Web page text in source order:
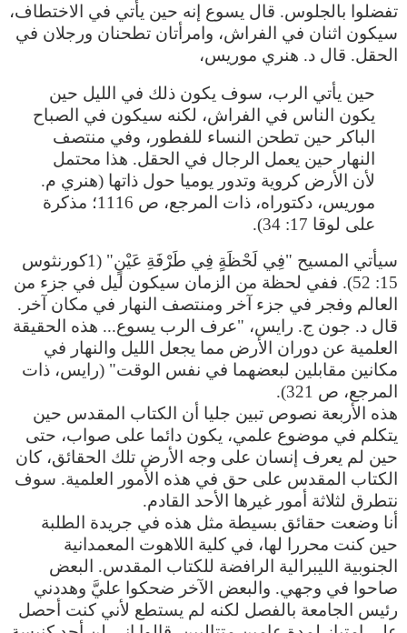
تفضلوا بالجلوس. قال يسوع إنه حين يأتي في الاختطاف،
سيكون اثنان في الفراش، وامرأتان تطحنان ورجلان في
الحقل. قال د. هنري موريس،
حين يأتي الرب، سوف يكون ذلك في الليل حين
يكون الناس في الفراش، لكنه سيكون في الصباح
الباكر حين تطحن النساء للفطور، وفي منتصف
النهار حين يعمل الرجال في الحقل. هذا محتمل
لأن الأرض كروية وتدور يوميا حول ذاتها (هنري م.
موريس، دكتوراه، ذات المرجع، ص 1116؛ مذكرة
على لوقا 17: 34).
سيأتي المسيح "فِي لَحْظَةٍ فِي طَرْفَةِ عَيْنٍ" (1كورنثوس
15: 52). ففي لحظة من الزمان سيكون ليل في جزء من
العالم وفجر في جزء آخر ومنتصف النهار في مكان آخر.
قال د. جون ج. رايس، "عرف الرب يسوع... هذه الحقيقة
العلمية عن دوران الأرض مما يجعل الليل والنهار في
مكانين مقابلين لبعضهما في نفس الوقت" (رايس، ذات
المرجع، ص 321).
هذه الأربعة نصوص تبين جليا أن الكتاب المقدس حين
يتكلم في موضوع علمي، يكون دائما على صواب، حتى
حين لم يعرف إنسان على وجه الأرض تلك الحقائق، كان
الكتاب المقدس على حق في هذه الأمور العلمية. سوف
نتطرق لثلاثة أمور غيرها الأحد القادم.
أنا وضعت حقائق بسيطة مثل هذه في جريدة الطلبة
حين كنت محررا لها، في كلية اللاهوت المعمدانية
الجنوبية الليبرالية الرافضة للكتاب المقدس. البعض
صاحوا في وجهي. والبعض الآخر ضحكوا عليَّ وهددني
رئيس الجامعة بالفصل لكنه لم يستطع لأني كنت أحصل